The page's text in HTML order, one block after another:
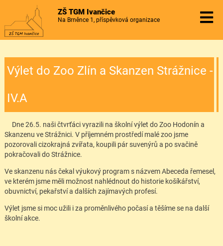
ZŠ TGM Ivančice
Na Brněnce 1, příspěvková organizace
Výlet do Zoo Zlín a Skanzen Strážnice -
IV.A
Dne 26.5. naši čtvrťáci vyrazili na školní výlet do Zoo Hodonín a
Skanzenu ve Strážnici. V příjemném prostředí malé zoo jsme
pozorovali cizokrajná zvířata, koupili pár suvenýrů a po svačině
pokračovali do Strážnice.
Ve skanzenu nás čekal výukový program s názvem Abeceda řemesel,
ve kterém jsme měli možnost nahlédnout do historie košíkářství,
obuvnictví, pekařství a dalších zajímavých profesí.
Výlet jsme si moc užili i za proměnlivého počasí a těšíme se na další
školní akce.